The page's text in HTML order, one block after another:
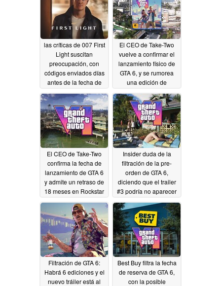
las críticas de 007 First
Light suscitan
preocupación, con
códigos enviados días
antes de la fecha de
05/24/2026
El CEO de Take-Two
vuelve a confirmar el
lanzamiento físico de
GTA 6, y se rumorea
una edición de
05/23/2026
El CEO de Take-Two
confirma la fecha de
lanzamiento de GTA 6
y admite un retraso de
18 meses en Rockstar
05/18/2026
Insider duda de la
filtración de la pre-
orden de GTA 6,
diciendo que el trailer
#3 podría no aparecer
05/17/2026
Filtración de GTA 6:
Habrá 6 ediciones y el
nuevo tráiler está al
Best Buy filtra la fecha
de reserva de GTA 6,
con la posible